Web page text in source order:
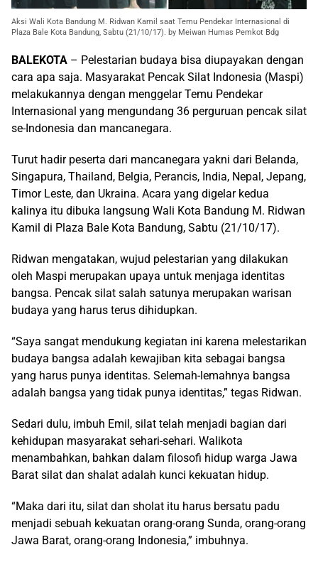
Aksi Wali Kota Bandung M. Ridwan Kamil saat Temu Pendekar Internasional di
Plaza Bale Kota Bandung, Sabtu (21/10/17). by Meiwan Humas Pemkot Bdg
BALEKOTA – Pelestarian budaya bisa diupayakan dengan
cara apa saja. Masyarakat Pencak Silat Indonesia (Maspi)
melakukannya dengan menggelar Temu Pendekar
Internasional yang mengundang 36 perguruan pencak silat
se-Indonesia dan mancanegara.
Turut hadir peserta dari mancanegara yakni dari Belanda,
Singapura, Thailand, Belgia, Perancis, India, Nepal, Jepang,
Timor Leste, dan Ukraina. Acara yang digelar kedua
kalinya itu dibuka langsung Wali Kota Bandung M. Ridwan
Kamil di Plaza Bale Kota Bandung, Sabtu (21/10/17).
Ridwan mengatakan, wujud pelestarian yang dilakukan
oleh Maspi merupakan upaya untuk menjaga identitas
bangsa. Pencak silat salah satunya merupakan warisan
budaya yang harus terus dihidupkan.
“Saya sangat mendukung kegiatan ini karena melestarikan
budaya bangsa adalah kewajiban kita sebagai bangsa
yang harus punya identitas. Selemah-lemahnya bangsa
adalah bangsa yang tidak punya identitas,” tegas Ridwan.
Sedari dulu, imbuh Emil, silat telah menjadi bagian dari
kehidupan masyarakat sehari-sehari. Walikota
menambahkan, bahkan dalam filosofi hidup warga Jawa
Barat silat dan shalat adalah kunci kekuatan hidup.
“Maka dari itu, silat dan sholat itu harus bersatu padu
menjadi sebuah kekuatan orang-orang Sunda, orang-orang
Jawa Barat, orang-orang Indonesia,” imbuhnya.